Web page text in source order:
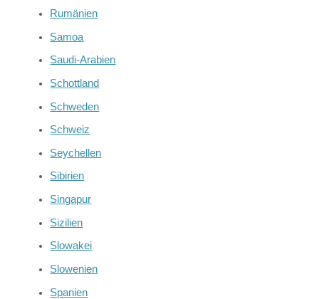
Rumänien
Samoa
Saudi-Arabien
Schottland
Schweden
Schweiz
Seychellen
Sibirien
Singapur
Sizilien
Slowakei
Slowenien
Spanien